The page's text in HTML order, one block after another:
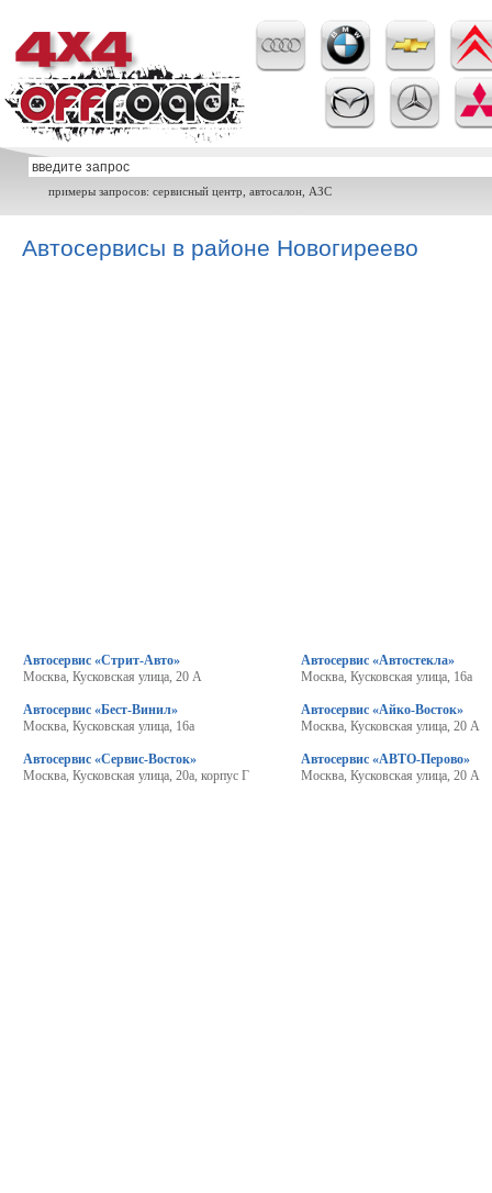
примеры запросов: сервисный центр, автосалон, АЗС
Автосервисы в районе Новогиреево
Автосервис «Стрит-Авто»
Москва, Кусковская улица, 20 А
Автосервис «Бест-Винил»
Москва, Кусковская улица, 16а
Автосервис «Сервис-Восток»
Москва, Кусковская улица, 20а, корпус Г
Автосервис «Автостекла»
Москва, Кусковская улица, 16а
Автосервис «Айко-Восток»
Москва, Кусковская улица, 20 А
Автосервис «АВТО-Перово»
Москва, Кусковская улица, 20 А